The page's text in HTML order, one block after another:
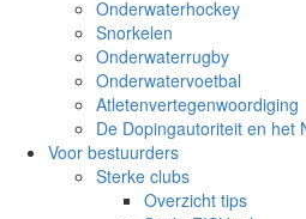
Onderwaterhockey
Snorkelen
Onderwaterrugby
Onderwatervoetbal
Atletenvertegenwoordiging
De Dopingautoriteit en het
Voor bestuurders
Sterke clubs
Overzicht tips